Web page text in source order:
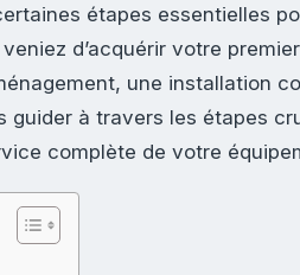
étapes essentielles
d’acquérir votre
une installation
guider à travers les étapes
complète de votre